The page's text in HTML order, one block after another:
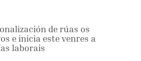
de rúas os
e inicia este venres a
laborais